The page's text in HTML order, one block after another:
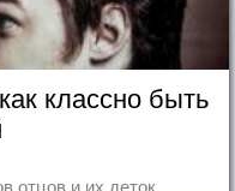
классно быть
отцов и их деток.